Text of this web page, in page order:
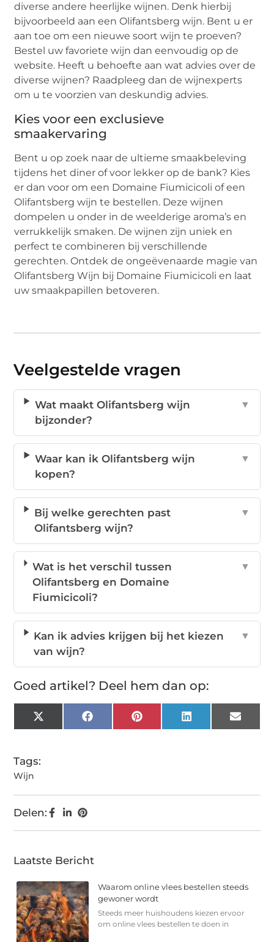
diverse andere heerlijke wijnen. Denk hierbij
bijvoorbeeld aan een Olifantsberg wijn. Bent u er
aan toe om een nieuwe soort wijn te proeven?
Bestel uw favoriete wijn dan eenvoudig op de
website. Heeft u behoefte aan wat advies over de
diverse wijnen? Raadpleeg dan de wijnexperts
om u te voorzien van deskundig advies.
Kies voor een exclusieve
smaakervaring
Bent u op zoek naar de ultieme smaakbeleving
tijdens het diner of voor lekker op de bank? Kies
er dan voor om een Domaine Fiumicicoli of een
Olifantsberg wijn te bestellen. Deze wijnen
dompelen u onder in de weelderige aroma’s en
verrukkelijk smaken. De wijnen zijn uniek en
perfect te combineren bij verschillende
gerechten. Ontdek de ongeëvenaarde magie van
Olifantsberg Wijn bij Domaine Fiumicicoli en laat
uw smaakpapillen betoveren.
Veelgestelde vragen
Wat maakt Olifantsberg wijn
bijzonder?
▼
Waar kan ik Olifantsberg wijn
kopen?
▼
Bij welke gerechten past
Olifantsberg wijn?
▼
Wat is het verschil tussen
Olifantsberg en Domaine
Fiumicicoli?
▼
Kan ik advies krijgen bij het kiezen
van wijn?
▼
Goed artikel? Deel hem dan op:
X
(Twitter)
FacebookPinterest LinkedIn Email
Tags:
Wijn
Delen:
Laatste Bericht
Waarom online vlees bestellen steeds
gewoner wordt
Steeds meer huishoudens kiezen ervoor
om online vlees bestellen te doen in